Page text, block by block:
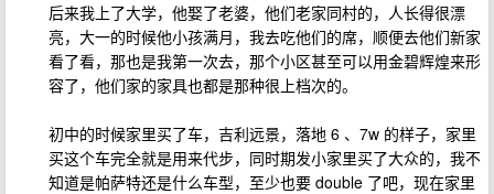
后来我上了大学，他娶了老婆，他们老家同村的，人长得很漂
亮，大一的时候他小孩满月，我去吃他们的席，顺便去他们新家
看了看，那也是我第一次去，那个小区甚至可以用金碧辉煌来形
容了，他们家的家具也都是那种很上档次的。
初中的时候家里买了车，吉利远景，落地 6 、7w 的样子，家里
买这个车完全就是用来代步，同时期发小家里买了大众的，我不
知道是帕萨特还是什么车型，至少也要 double 了吧，现在家里